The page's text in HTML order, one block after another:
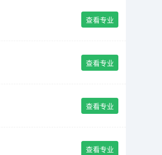
查看专业
查看专业
查看专业
查看专业